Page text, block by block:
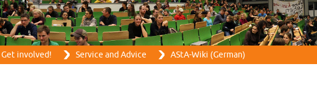
Skip to main content
Get in­volved! Ser­vice and Ad­vice AStA-Wiki (Ger­man)